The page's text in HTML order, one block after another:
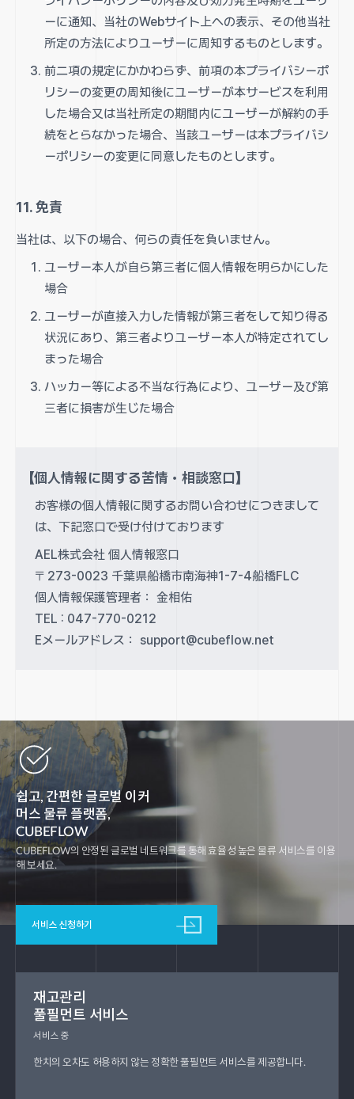
ーに通知、当社のWebサイト上への表示、その他当社
所定の方法によりユーザーに周知するものとします。
前二項の規定にかかわらず、前項の本プライバシーポ
リシーの変更の周知後にユーザーが本サービスを利用
した場合又は当社所定の期間内にユーザーが解約の手
続をとらなかった場合、当該ユーザーは本プライバシ
ーポリシーの変更に同意したものとします。
11. 免責
当社は、以下の場合、何らの責任を負いません。
ユーザー本人が自ら第三者に個人情報を明らかにした
場合
ユーザーが直接入力した情報が第三者をして知り得る
状況にあり、第三者よりユーザー本人が特定されてし
まった場合
ハッカー等による不当な行為により、ユーザー及び第
三者に損害が生じた場合
【個人情報に関する苦情・相談窓口】
お客様の個人情報に関するお問い合わせにつきまして
は、下記窓口で受け付けております
AEL株式会社 個人情報窓口
〒273-0023 千葉県船橋市南海神1-7-4船橋FLC
個人情報保護管理者： 金相佑
TEL : 047-770-0212
Eメールアドレス： support@cubeflow.net
쉽고, 간편한 글로벌 이커
머스 물류 플랫폼,
CUBEFLOW
CUBEFLOW의 안정된 글로벌 네트워크를 통해 효율성 높은 물류 서비스를 이용
해 보세요.
서비스 신청하기
재고관리
풀필먼트 서비스
서비스 중
한치의 오차도 허용하지 않는 정확한 풀필먼트 서비스를 제공합니다.